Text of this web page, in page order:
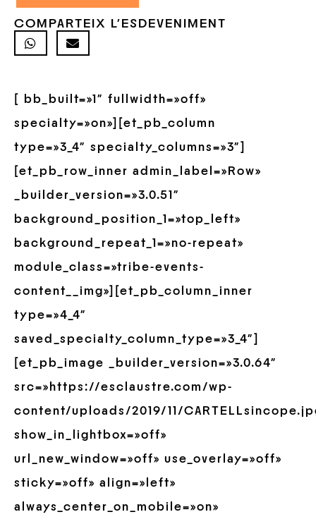
COMPARTEIX L'ESDEVENIMENT
[ bb_built=»1″ fullwidth=»off»
specialty=»on»][et_pb_column
type=»3_4″ specialty_columns=»3″]
[et_pb_row_inner admin_label=»Row»
_builder_version=»3.0.51″
background_position_1=»top_left»
background_repeat_1=»no-repeat»
module_class=»tribe-events-
content__img»][et_pb_column_inner
type=»4_4″
saved_specialty_column_type=»3_4″]
[et_pb_image _builder_version=»3.0.64″
src=»https://esclaustre.com/wp-
content/uploads/2019/11/
show_in_lightbox=»off»
url_new_window=»off» use_overlay=»off»
sticky=»off» align=»left»
always_center_on_mobile=»on»